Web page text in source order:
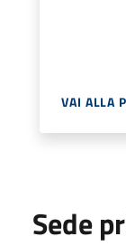
VAI ALLA
Sede